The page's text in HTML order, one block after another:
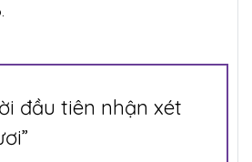
đầu tiên nhận xét